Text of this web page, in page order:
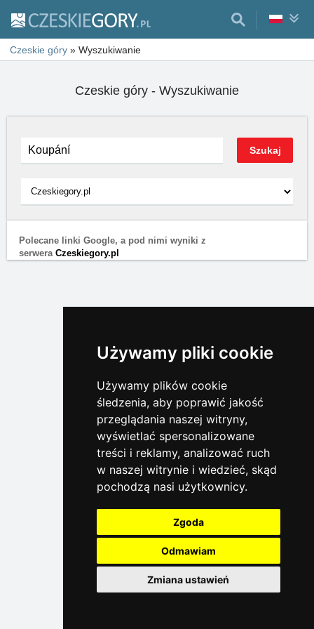
Używamy pliki cookie
Używamy plików cookie
śledzenia, aby poprawić jakość
przeglądania naszej witryny,
wyświetlać spersonalizowane
treści i reklamy, analizować ruch
w naszej witrynie i wiedzieć, skąd
pochodzą nasi użytkownicy.
Zgoda
Odmawiam
Zmiana ustawień
Czeskie góry » Wyszukiwanie
Czeskie góry - Wyszukiwanie
Polecane linki Google, a pod nimi wyniki z
serwera Czeskiegory.pl